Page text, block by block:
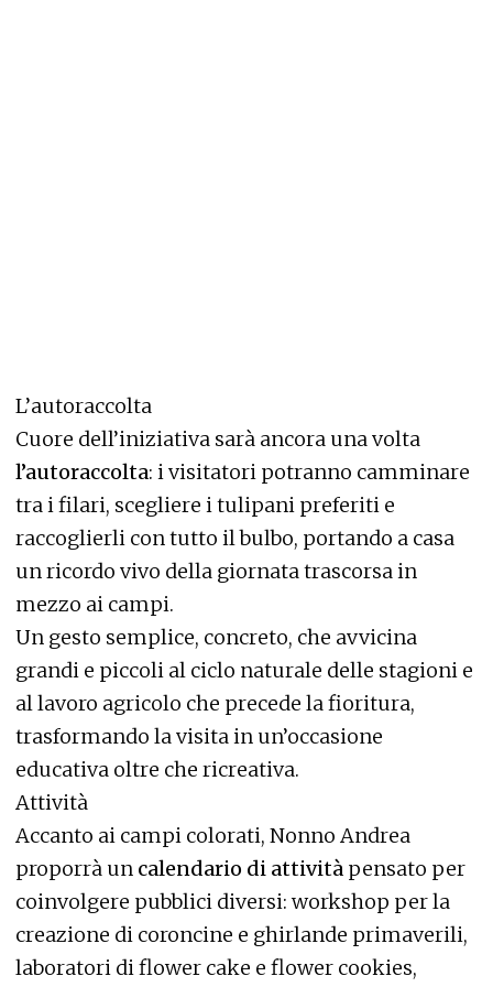
L’autoraccolta
Cuore dell’iniziativa sarà ancora una volta
l’autoraccolta: i visitatori potranno camminare
tra i filari, scegliere i tulipani preferiti e
raccoglierli con tutto il bulbo, portando a casa
un ricordo vivo della giornata trascorsa in
mezzo ai campi.
Un gesto semplice, concreto, che avvicina
grandi e piccoli al ciclo naturale delle stagioni e
al lavoro agricolo che precede la fioritura,
trasformando la visita in un’occasione
educativa oltre che ricreativa.
Attività
Accanto ai campi colorati, Nonno Andrea
proporrà un calendario di attività pensato per
coinvolgere pubblici diversi: workshop per la
creazione di coroncine e ghirlande primaverili,
laboratori di flower cake e flower cookies,